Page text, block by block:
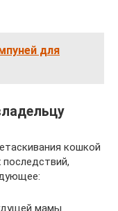
для
кошкой
мамы